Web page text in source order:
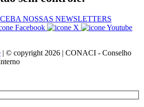
NOSSAS NEWSLETTERS
| © copyright 2026 | CONACI - Conselho